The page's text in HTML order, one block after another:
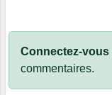
Connectez-vous
commentaires.